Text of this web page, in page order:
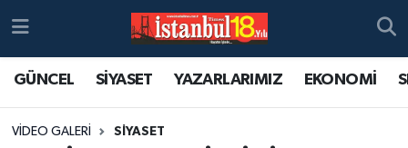
GÜNCEL SİYASET YAZARLARIMIZ EKONOMİ
VIDEO GALERI SIYASET